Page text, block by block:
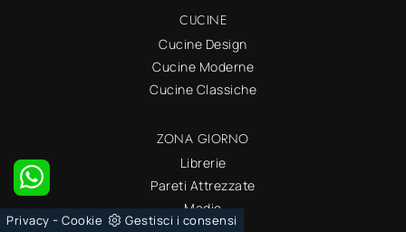
CUCINE
Cucine Design
Cucine Moderne
Cucine Classiche
ZONA GIORNO
Librerie
Pareti Attrezzate
Madie
Privacy - Cookie Gestisci i consensi